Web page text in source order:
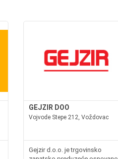
GEJZIR DOO
Vojvode Stepe 212, Voždovac
Gejzir d.o.o. je trgovinsko